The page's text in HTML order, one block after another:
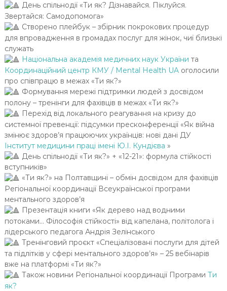
День спільнодії «Ти як? Дізнавайся. Піклуйся.
Звертайся: Самодопомога»
Створено плейбук – збірник покрокових процедур
для впровадження в громадах послуг для жінок, чиї близькі
служать
Національна академія медичних наук України та
Координаційний центр КМУ / Mental Health UAоголосили
про співпрацю в межах «Ти як?»
Формування мережі підтримки людей з досвідом
полону – тренінги для фахівців в межах «Ти як?»
Перехід від локального реагування на кризу до
системної превенції: підсумки пресконференції «Як війна
змінює здоров’я працюючих українців: нові дані ДУ
Інститут медицини праці імені Ю.І. Кундієва »
День спільнодії «Ти як?» + «12-21»: формула стійкості
вступників»
«Ти як?» на Полтавщині – обмін досвідом для фахівців
Регіональної координації Всеукраїнської програми
ментального здоров’я
Презентація книги «Як дерево над водними
потоками… Філософія стійкості» від капелана, політолога і
лідерського педагога Андрія Зелінського
Тренінговий проєкт «Спеціалізовані послуги для дітей
та підлітків у сфері ментального здоров’я» – 25 вебінарів
вже на платформі «Ти як?»
Також новини Регіональної координації Програми Ти
як?